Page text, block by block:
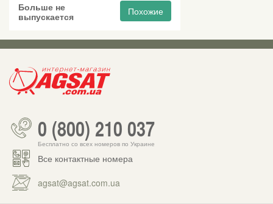
Больше не
выпускается
Похожие
0 (800) 210 037
Бесплатно со всех номеров по Украине
Все контактные номера
agsat@agsat.com.ua